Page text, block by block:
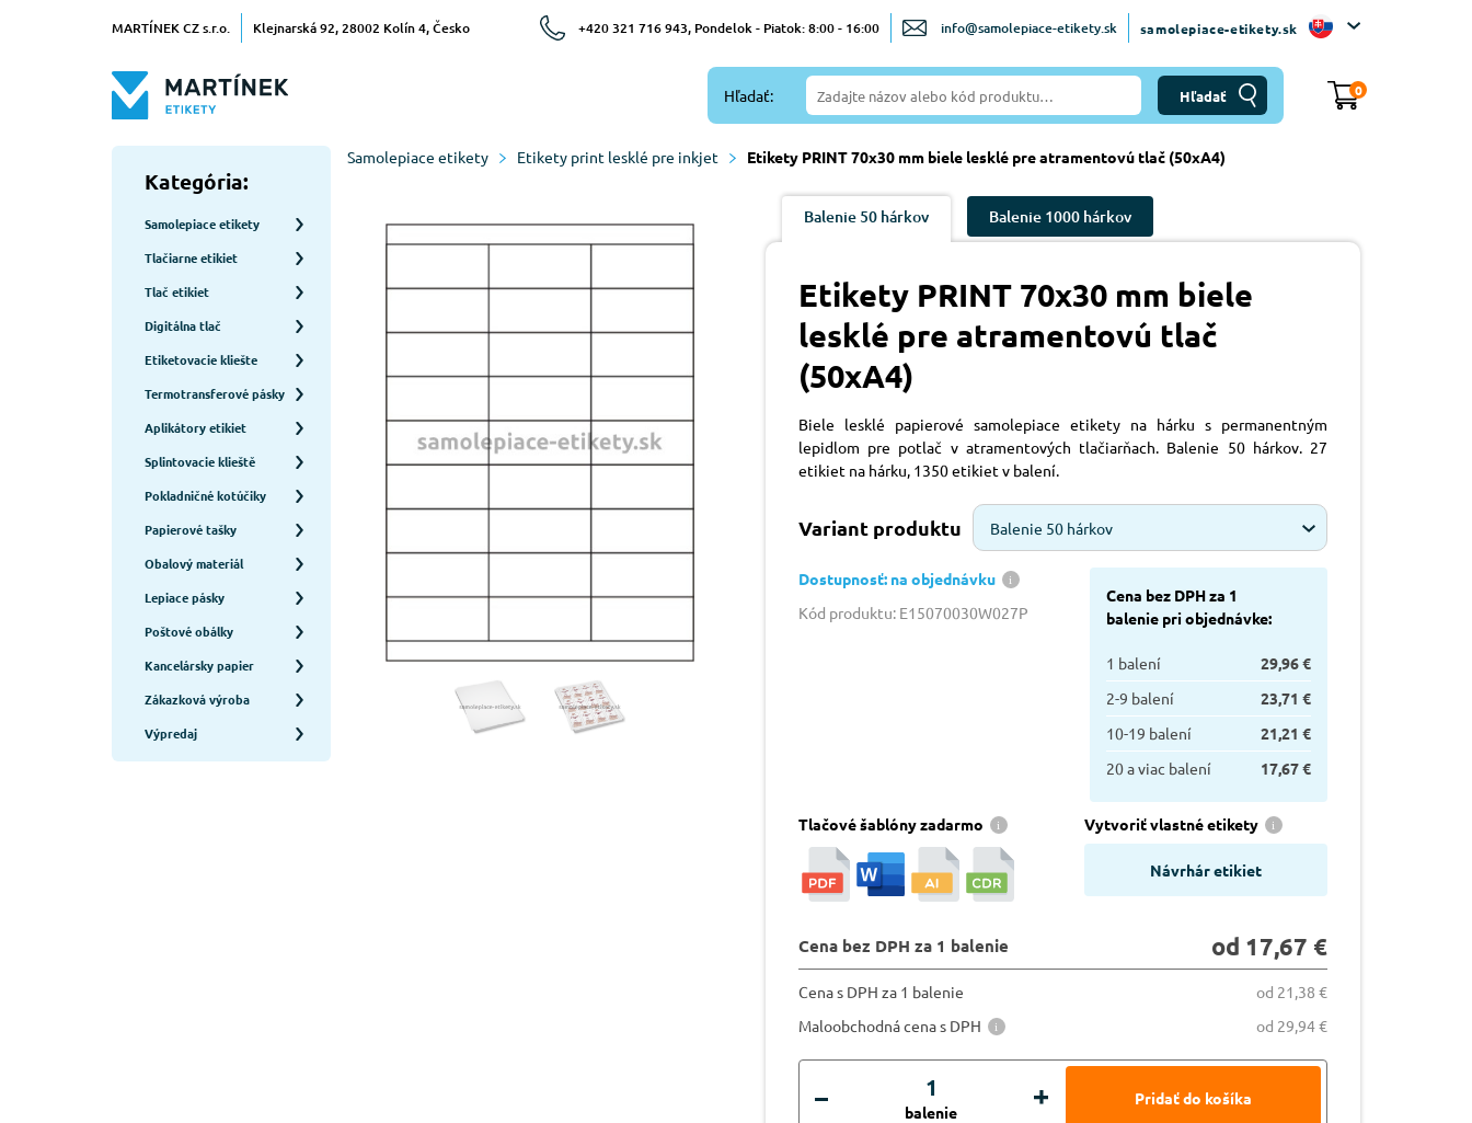
MARTÍNEK CZ s.r.o. Klejnarská 92, 28002 Kolín 4, Česko +420 321 716 943, Pondelok - Piatok: 8:00 - 16:00 info@samolepiace-etikety.sk samolepiace-etikety.sk
Hľadať: 0
Kategória:
Samolepiace etikety
Tlačiarne etikiet
Tlač etikiet
Digitálna tlač
Etiketovacie kliešte
Termotransferové pásky
Aplikátory etikiet
Splintovacie klieště
Pokladničné kotúčiky
Papierové tašky
Obalový materiál
Lepiace pásky
Poštové obálky
Kancelársky papier
Zákazková výroba
Výpredaj
Samolepiace etikety Etikety print lesklé pre inkjet Etikety PRINT 70x30 mm biele lesklé pre atramentovú tlač (50xA4)
Balenie 50 hárkov Balenie 1000 hárkov
Etikety PRINT 70x30 mm biele
lesklé pre atramentovú tlač
(50xA4)
Biele lesklé papierové samolepiace etikety na hárku s permanentným
lepidlom pre potlač v atramentových tlačiarňach. Balenie 50 hárkov. 27
etikiet na hárku, 1350 etikiet v balení.
Variant produktu Balenie 50 hárkov
Dostupnosť: na objednávku
Kód produktu: E15070030W027P
Cena bez DPH za 1
balenie pri objednávke:
1 balení
29,96 €
2-9 balení
23,71 €
10-19 balení
21,21 €
20 a viac balení
17,67 €
Tlačové šablóny zadarmo Vytvoriť vlastné etikety
Návrhár etikiet
Cena bez DPH za 1 balenie od 17,67 €
Cena s DPH za 1 balenie
od 21,38 €
Maloobchodná cena s DPH
od 29,94 €
balenie